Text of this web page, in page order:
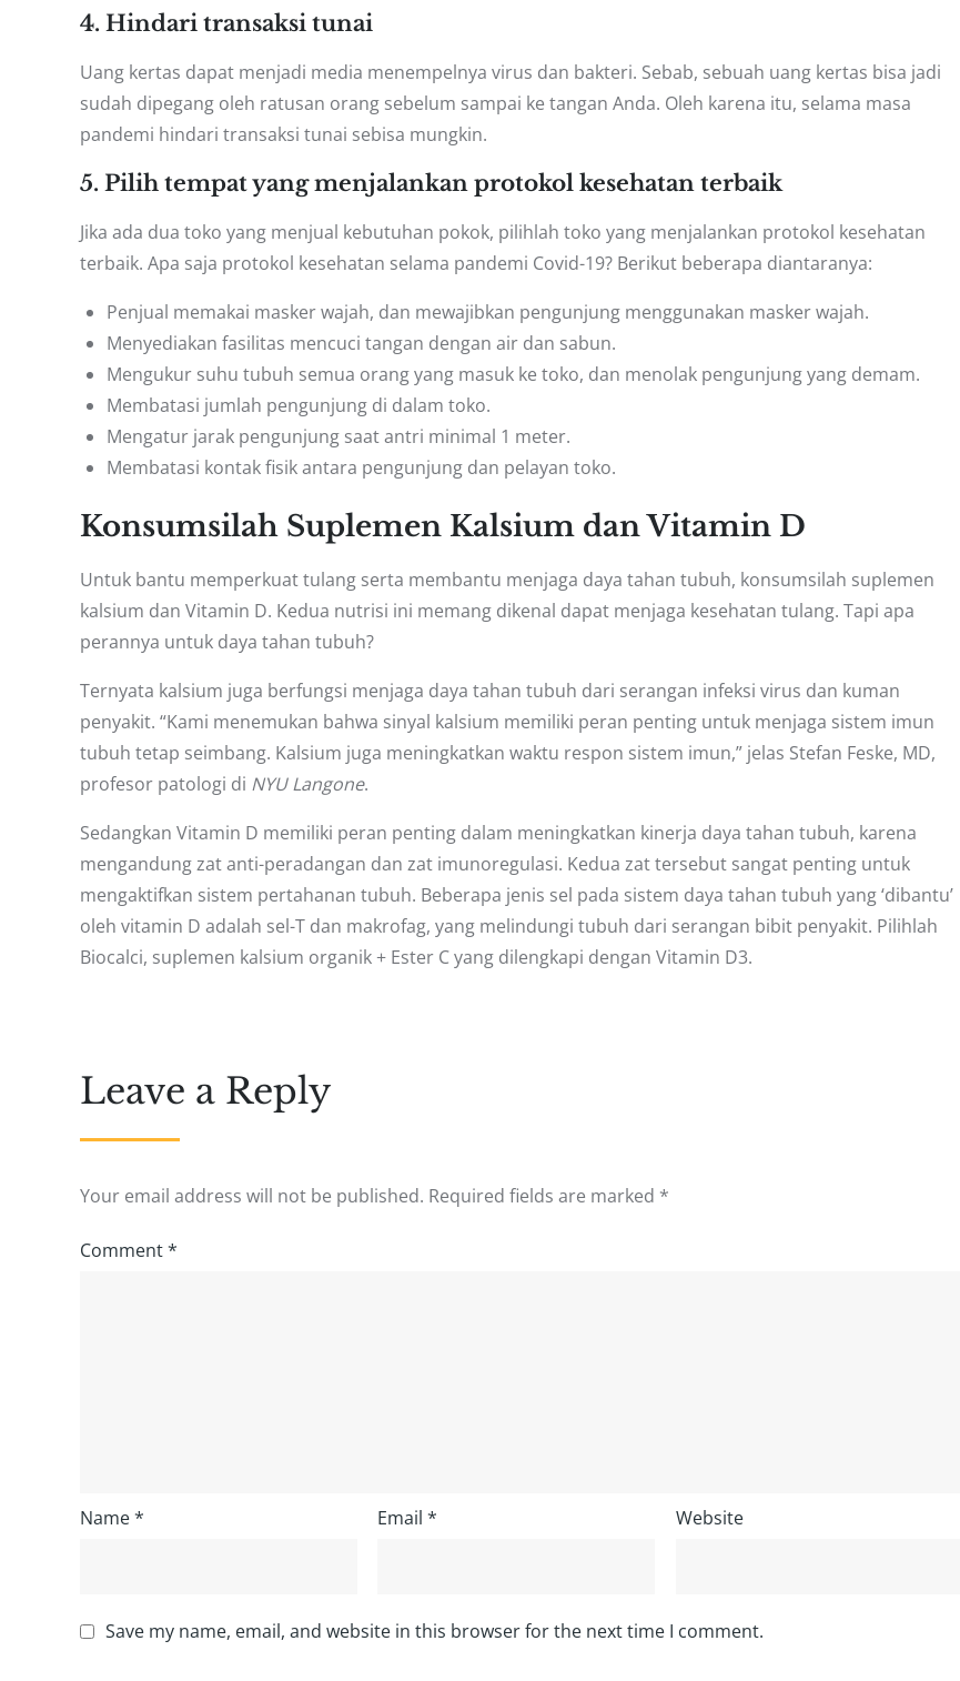
4. Hindari transaksi tunai
Uang kertas dapat menjadi media menempelnya virus dan bakteri. Sebab, sebuah uang kertas bisa jadi
sudah dipegang oleh ratusan orang sebelum sampai ke tangan Anda. Oleh karena itu, selama masa
pandemi hindari transaksi tunai sebisa mungkin.
5. Pilih tempat yang menjalankan protokol kesehatan terbaik
Jika ada dua toko yang menjual kebutuhan pokok, pilihlah toko yang menjalankan protokol kesehatan
terbaik. Apa saja protokol kesehatan selama pandemi Covid-19? Berikut beberapa diantaranya:
Penjual memakai masker wajah, dan mewajibkan pengunjung menggunakan masker wajah.
Menyediakan fasilitas mencuci tangan dengan air dan sabun.
Mengukur suhu tubuh semua orang yang masuk ke toko, dan menolak pengunjung yang demam.
Membatasi jumlah pengunjung di dalam toko.
Mengatur jarak pengunjung saat antri minimal 1 meter.
Membatasi kontak fisik antara pengunjung dan pelayan toko.
Konsumsilah Suplemen Kalsium dan Vitamin D
Untuk bantu memperkuat tulang serta membantu menjaga daya tahan tubuh, konsumsilah suplemen
kalsium dan Vitamin D. Kedua nutrisi ini memang dikenal dapat menjaga kesehatan tulang. Tapi apa
perannya untuk daya tahan tubuh?
Ternyata kalsium juga berfungsi menjaga daya tahan tubuh dari serangan infeksi virus dan kuman
penyakit. “Kami menemukan bahwa sinyal kalsium memiliki peran penting untuk menjaga sistem imun
tubuh tetap seimbang. Kalsium juga meningkatkan waktu respon sistem imun,” jelas Stefan Feske, MD,
profesor patologi di NYU Langone.
Sedangkan Vitamin D memiliki peran penting dalam meningkatkan kinerja daya tahan tubuh, karena
mengandung zat anti-peradangan dan zat imunoregulasi. Kedua zat tersebut sangat penting untuk
mengaktifkan sistem pertahanan tubuh. Beberapa jenis sel pada sistem daya tahan tubuh yang ‘dibantu’
oleh vitamin D adalah sel-T dan makrofag, yang melindungi tubuh dari serangan bibit penyakit. Pilihlah
Biocalci, suplemen kalsium organik + Ester C yang dilengkapi dengan Vitamin D3.
Leave a Reply
Your email address will not be published. Required fields are marked *
Comment*
Name* Email* Website
Save my name, email, and website in this browser for the next time I comment.